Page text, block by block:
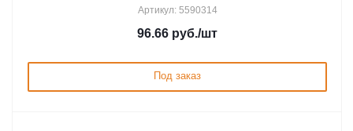
Артикул: 5590314
96.66 руб./шт
Под заказ